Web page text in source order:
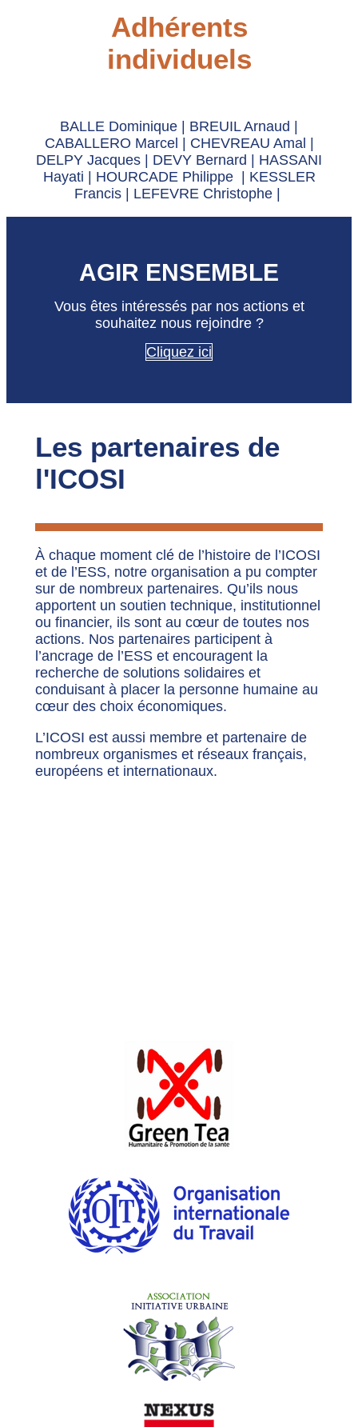
Adhérents
individuels
BALLE Dominique | BREUIL Arnaud |
CABALLERO Marcel | CHEVREAU Amal |
DELPY Jacques | DEVY Bernard | HASSANI
Hayati | HOURCADE Philippe | KESSLER
Francis | LEFEVRE Christophe |
AGIR ENSEMBLE
Vous êtes intéressés par nos actions et
souhaitez nous rejoindre ?
Cliquez ici
Les partenaires de
l'ICOSI
À chaque moment clé de l’histoire de l’ICOSI
et de l’ESS, notre organisation a pu compter
sur de nombreux partenaires. Qu’ils nous
apportent un soutien technique, institutionnel
ou financier, ils sont au cœur de toutes nos
actions. Nos partenaires participent à
l’ancrage de l’ESS et encouragent la
recherche de solutions solidaires et
conduisant à placer la personne humaine au
cœur des choix économiques.
L’ICOSI est aussi membre et partenaire de
nombreux organismes et réseaux français,
européens et internationaux.